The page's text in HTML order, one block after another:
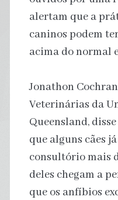
alertam que a
caninos podem
acima do normal
Jonathon
Veterinárias da
Queensland,
que alguns cães
consultório mais
deles chegam a
que os anfíbios